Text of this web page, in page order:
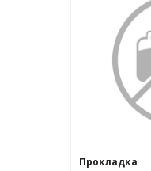
Прокладка